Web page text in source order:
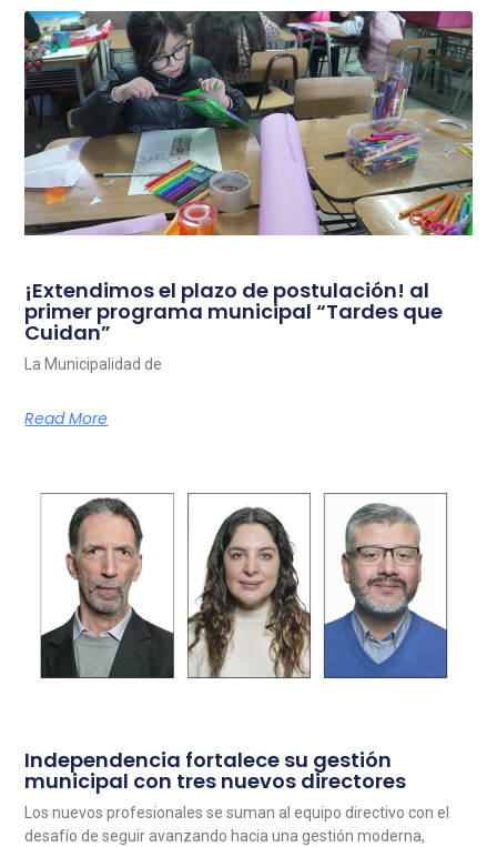
¡Extendimos el plazo de postulación! al
primer programa municipal “Tardes que
Cuidan”
La Municipalidad de
Read More
Independencia fortalece su gestión
municipal con tres nuevos directores
Los nuevos profesionales se suman al equipo directivo con el
desafío de seguir avanzando hacia una gestión moderna,